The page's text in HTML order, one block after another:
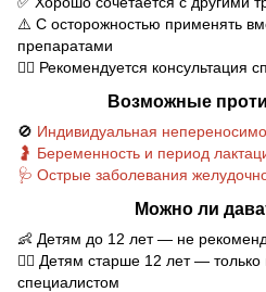
⚠️ С осторожностью применять
препаратами
🧑‍⚕️ Рекомендуется консультация
Возможные
🚫 Индивидуальная
🤰 Беременность и период
🩺 Острые заболевания
Можно ли
👶 Детям до 12 лет — не
🧑‍⚕️ Детям старше 12 лет — только
специалистом